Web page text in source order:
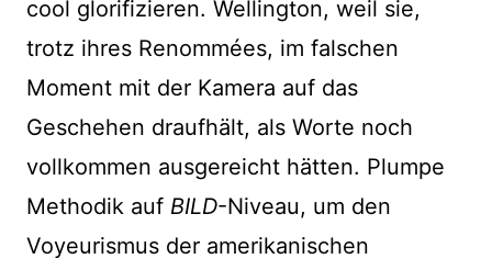
cool glorifizieren. Wellington, weil sie,
trotz ihres Renommées, im falschen
Moment mit der Kamera auf das
Geschehen draufhält, als Worte noch
vollkommen ausgereicht hätten. Plumpe
Methodik auf BILD-Niveau, um den
Voyeurismus der amerikanischen